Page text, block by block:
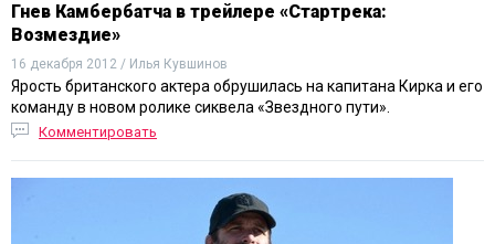
Гнев Камбербатча в трейлере «Стартрека:
Возмездие»
16 декабря 2012 / Илья Кувшинов
Ярость британского актера обрушилась на капитана Кирка и его
команду в новом ролике сиквела «Звездного пути».
Комментировать